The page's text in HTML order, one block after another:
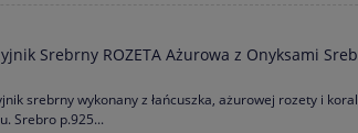
Srebrny ROZETA Ażurowa z Onyksami
srebrny wykonany z łańcuszka, ażurowej rozety i
Srebro p.925...